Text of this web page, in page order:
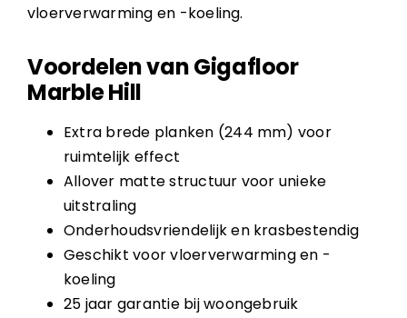
vloerverwarming en -koeling.
Voordelen van Gigafloor
Marble Hill
Extra brede planken (244 mm) voor
ruimtelijk effect
Allover matte structuur voor unieke
uitstraling
Onderhoudsvriendelijk en krasbestendig
Geschikt voor vloerverwarming en -
koeling
25 jaar garantie bij woongebruik